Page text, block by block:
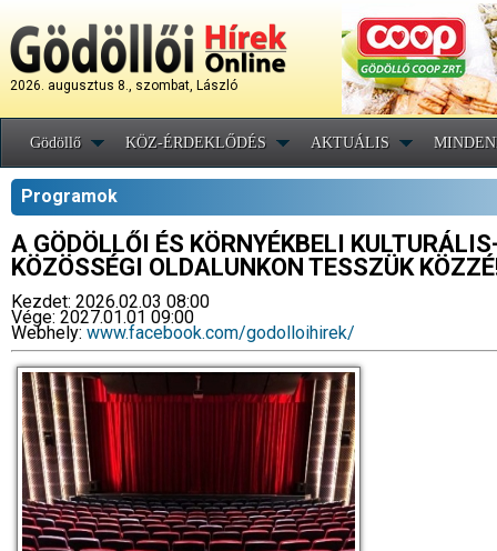
2026. augusztus 8., szombat, László
Gödöllő KÖZ-ÉRDEKLŐDÉS AKTUÁLIS
Programok
A GÖDÖLLŐI ÉS KÖRNYÉKBELI
KÖZÖSSÉGI OLDALUNKON TESSZÜK
Kezdet: 2026.02.03 08:00
Vége: 2027.01.01 09:00
Webhely: www.facebook.com/godolloihirek/